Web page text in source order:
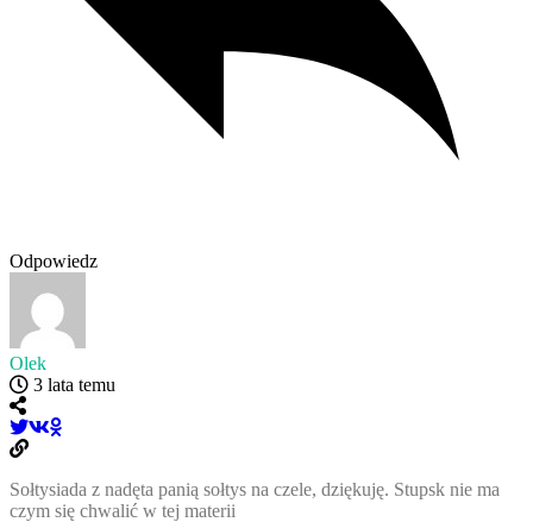
Odpowiedz
Olek
3 lata temu
Sołtysiada z nadęta panią sołtys na czele, dziękuję. Stupsk nie ma
czym się chwalić w tej materii